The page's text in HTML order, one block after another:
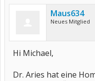
Maus634
Neues Mitglied
Hi Michael,
Dr. Aries hat eine